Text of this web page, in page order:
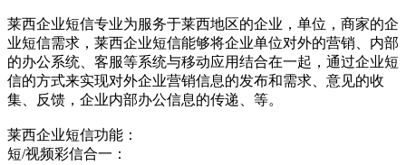
莱西企业短信专业为服务于莱西地区的企业，单位，商家的企
业短信需求，莱西企业短信能够将企业单位对外的营销、内部
的办公系统、客服等系统与移动应用结合在一起，通过企业短
信的方式来实现对外企业营销信息的发布和需求、意见的收
集、反馈，企业内部办公信息的传递、等。
莱西企业短信功能：
短/视频彩信合一：